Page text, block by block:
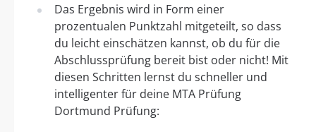
Das Ergebnis wird in Form einer
prozentualen Punktzahl mitgeteilt, so dass
du leicht einschätzen kannst, ob du für die
Abschlussprüfung bereit bist oder nicht! Mit
diesen Schritten lernst du schneller und
intelligenter für deine MTA Prüfung
Dortmund Prüfung: